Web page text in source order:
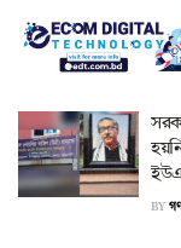
BY